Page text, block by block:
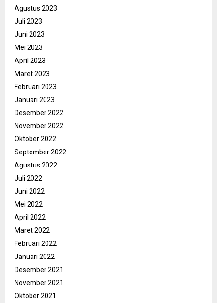
Agustus 2023
Juli 2023
Juni 2023
Mei 2023
April 2023
Maret 2023
Februari 2023
Januari 2023
Desember 2022
November 2022
Oktober 2022
September 2022
Agustus 2022
Juli 2022
Juni 2022
Mei 2022
April 2022
Maret 2022
Februari 2022
Januari 2022
Desember 2021
November 2021
Oktober 2021